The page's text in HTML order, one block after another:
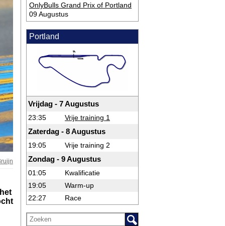
OnlyBulls Grand Prix of Portland
09 Augustus
Portland
Vrijdag - 7 Augustus
23:35 Vrije training 1
Zaterdag - 8 Augustus
19:05 Vrije training 2
Zondag - 9 Augustus
01:05
Kwalificatie
19:05
Warm-up
22:27
Race